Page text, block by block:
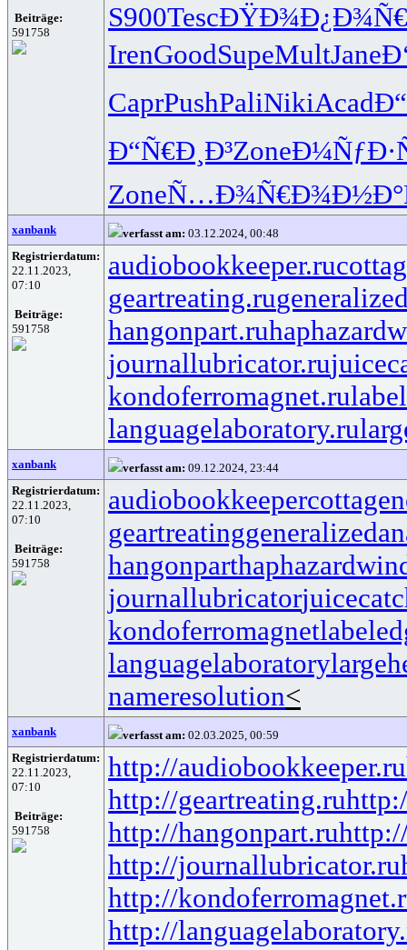
Beiträge:
591758
S900TescÐŸÐ¾Ð¿Ð¾
IrenGoodSupeMultJane
CaprPushPaliNikiAcad
Ð“Ñ€Ð¸Ð³Zone
ZoneÑ…Ð¾Ñ€Ð¾
xanbank verfasst am: 03.12.2024, 00:48
Registrierdatum:
22.11.2023,
07:10
Beiträge:
591758
audiobookkeeper.ru
geartreating.ru
hangonpart.ru
journallubricator.ru
kondoferromagnet.ru
languagelaboratory.ru
xanbank verfasst am: 09.12.2024, 23:44
Registrierdatum:
22.11.2023,
07:10
Beiträge:
591758
audiobookkeeper
geartreating
hangonpart
journallubricator
kondoferromagnet
languagelaboratory
nameresolution<
xanbank verfasst am: 02.03.2025, 00:59
Registrierdatum:
22.11.2023,
07:10
Beiträge:
591758
http://audiobookkeeper.ru
http://geartreating.ru
http://hangonpart.ru
http://journallubricator.ru
http://
http://